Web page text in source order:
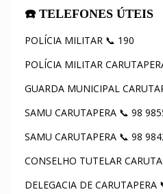
☎️ TELEFONES ÚTEIS
POLÍCIA MILITAR 📞 190
POLÍCIA MILITAR
GUARDA MUNICIPAL
SAMU CARUTAPERA 📞 98
SAMU CARUTAPERA 📞 98
CONSELHO TUTELAR
DELEGACIA DE